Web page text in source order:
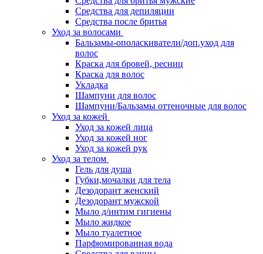
Средства для депиляции
Средства после бритья
Уход за волосами
Бальзамы-ополаскиватели/доп.уход для
волос
Краска для бровей, ресниц
Краска для волос
Укладка
Шампуни для волос
Шампуни/Бальзамы оттеночные для волос
Уход за кожей
Уход за кожей лица
Уход за кожей ног
Уход за кожей рук
Уход за телом
Гель для душа
Губки,мочалки для тела
Дезодорант женский
Дезодорант мужской
Мыло д/интим гигиены
Мыло жидкое
Мыло туалетное
Парфюмированная вода